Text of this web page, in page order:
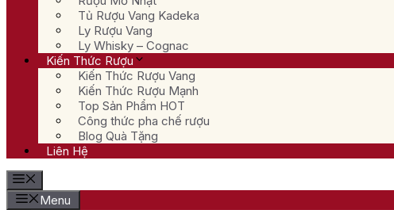
Tủ Rượu Vang Kadeka
Ly Rượu Vang
Ly Whisky – Cognac
Kiến Thức Rượu
Kiến Thức Rượu Vang
Kiến Thức Rượu Mạnh
Top Sản Phẩm HOT
Công thức pha chế rượu
Blog Quà Tặng
Liên Hệ
Menu